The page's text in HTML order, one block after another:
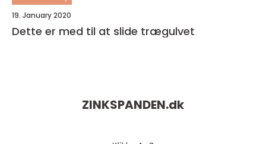
19. January 2020
Dette er med til at slide trægulvet
ZINKSPANDEN.dk